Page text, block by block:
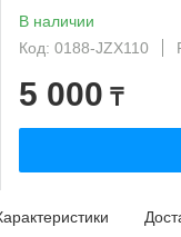
В наличии
Код: 0188-JZX110
5 000 ₸